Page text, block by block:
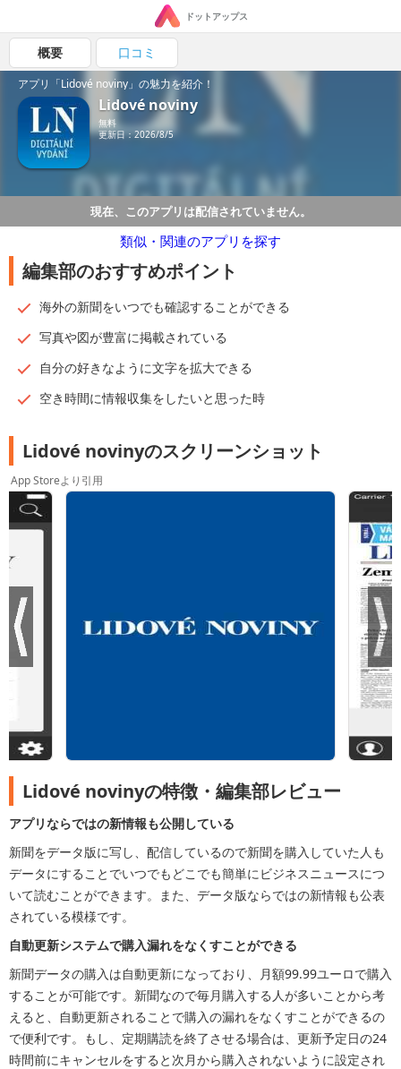
ドットアップス
概要 口コミ
アプリ「Lidové noviny」の魅力を紹介！
Lidové noviny
無料
更新日：2026/8/5
現在、このアプリは配信されていません。
類似・関連のアプリを探す
編集部のおすすめポイント
海外の新聞をいつでも確認することができる
写真や図が豊富に掲載されている
自分の好きなように文字を拡大できる
空き時間に情報収集をしたいと思った時
Lidové novinyのスクリーンショット
App Storeより引用
Lidové novinyの特徴・編集部レビュー
アプリならではの新情報も公開している
新聞をデータ版に写し、配信しているので新聞を購入していた人も
データにすることでいつでもどこでも簡単にビジネスニュースにつ
いて読むことができます。また、データ版ならではの新情報も公表
されている模様です。
自動更新システムで購入漏れをなくすことができる
新聞データの購入は自動更新になっており、月額99.99ユーロで購入
することが可能です。新聞なので毎月購入する人が多いことから考
えると、自動更新されることで購入の漏れをなくすことができるの
で便利です。もし、定期購読を終了させる場合は、更新予定日の24
時間前にキャンセルをすると次月から購入されないように設定され